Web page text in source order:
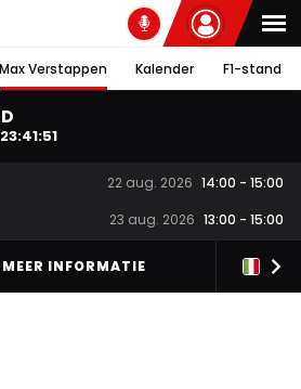
Max Verstappen Kalender F1-stand
23:41:50
22 aug. 2026 14:00 - 15:00
23 aug. 2026 13:00 - 15:00
MEER INFORMATIE